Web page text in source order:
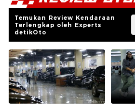
Temukan Review Kendaraan
Terlengkap oleh Experts
detikOto